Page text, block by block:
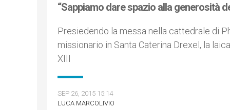
“Sappiamo dare spazio alla generosità
Presiedendo la messa nella cattedrale di
missionario in Santa Caterina Drexel, la
XIII
SEP 26, 2015 15:14
LUCA MARCOLIVIO